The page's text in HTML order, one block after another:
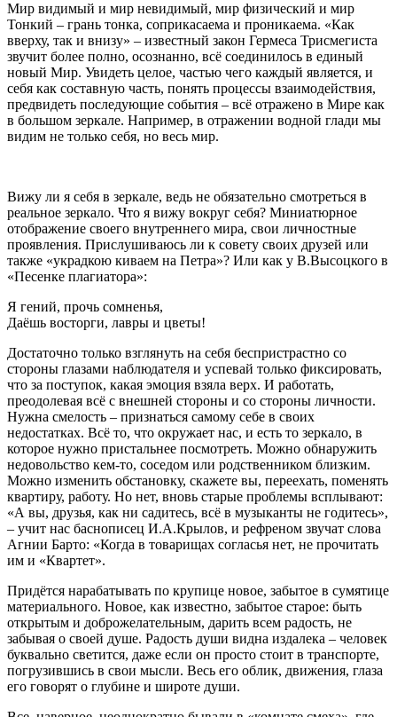
Мир видимый и мир невидимый, мир физический и мир
Тонкий – грань тонка, соприкасаема и проникаема. «Как
вверху, так и внизу» – известный закон Гермеса Трисмегиста
звучит более полно, осознанно, всё соединилось в единый
новый Мир. Увидеть целое, частью чего каждый является, и
себя как составную часть, понять процессы взаимодействия,
предвидеть последующие события – всё отражено в Мире как
в большом зеркале. Например, в отражении водной глади мы
видим не только себя, но весь мир.
Вижу ли я себя в зеркале, ведь не обязательно смотреться в
реальное зеркало. Что я вижу вокруг себя? Миниатюрное
отображение своего внутреннего мира, свои личностные
проявления. Прислушиваюсь ли к совету своих друзей или
также «украдкою киваем на Петра»? Или как у В.Высоцкого в
«Песенке плагиатора»:
Я гений, прочь сомненья,
Даёшь восторги, лавры и цветы!
Достаточно только взглянуть на себя беспристрастно со
стороны глазами наблюдателя и успевай только фиксировать,
что за поступок, какая эмоция взяла верх. И работать,
преодолевая всё с внешней стороны и со стороны личности.
Нужна смелость – признаться самому себе в своих
недостатках. Всё то, что окружает нас, и есть то зеркало, в
которое нужно пристальнее посмотреть. Можно обнаружить
недовольство кем-то, соседом или родственником близким.
Можно изменить обстановку, скажете вы, переехать, поменять
квартиру, работу. Но нет, вновь старые проблемы всплывают:
«А вы, друзья, как ни садитесь, всё в музыканты не годитесь»,
– учит нас баснописец И.А.Крылов, и рефреном звучат слова
Агнии Барто: «Когда в товарищах согласья нет, не прочитать
им и «Квартет».
Придётся нарабатывать по крупице новое, забытое в сумятице
материального. Новое, как известно, забытое старое: быть
открытым и доброжелательным, дарить всем радость, не
забывая о своей душе. Радость души видна издалека – человек
буквально светится, даже если он просто стоит в транспорте,
погрузившись в свои мысли. Весь его облик, движения, глаза
его говорят о глубине и широте души.